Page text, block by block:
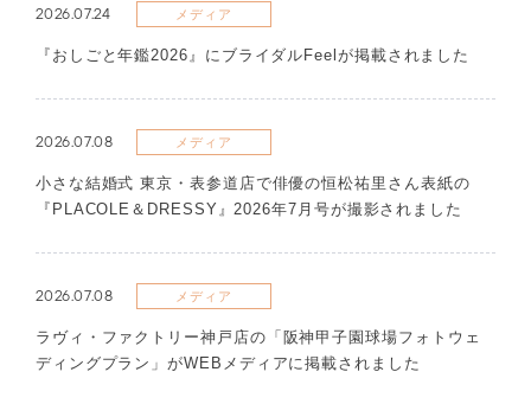
2026.07.24 メディア
『おしごと年鑑2026』にブライダルFeelが掲載されました
2026.07.08 メディア
​小さな結婚式 東京・表参道店で俳優の恒松祐里さん表紙の
『PLACOLE＆DRESSY』2026年7月号が撮影されました
2026.07.08 メディア
ラヴィ・ファクトリー神戸店の「阪神甲子園球場フォトウェ
ディングプラン」がWEBメディアに掲載されました